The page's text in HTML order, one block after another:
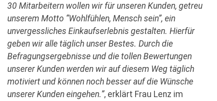
30 Mitarbeitern wollen wir für unseren Kunden, getreu
unserem Motto “Wohlfühlen, Mensch sein”, ein
unvergessliches Einkaufserlebnis gestalten. Hierfür
geben wir alle täglich unser Bestes. Durch die
Befragungsergebnisse und die tollen Bewertungen
unserer Kunden werden wir auf diesem Weg täglich
motiviert und können noch besser auf die Wünsche
unserer Kunden eingehen.”, erklärt Frau Lenz im